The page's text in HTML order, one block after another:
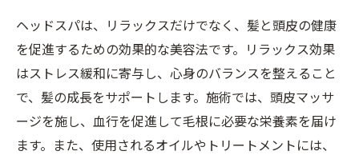
ヘッドスパは、リラックスだけでなく、髪と頭皮の健康
を促進するための効果的な美容法です。リラックス効果
はストレス緩和に寄与し、心身のバランスを整えること
で、髪の成長をサポートします。施術では、頭皮マッサ
ージを施し、血行を促進して毛根に必要な栄養素を届け
ます。また、使用されるオイルやトリートメントには、